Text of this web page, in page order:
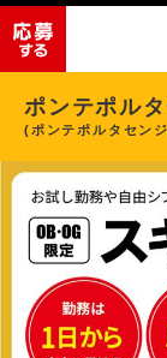
ポンテポル
(ポンテポルタセン